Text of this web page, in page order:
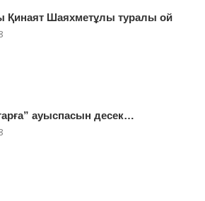
Қинаят Шаяхметұлы туралы ой
ауыспасын десек…